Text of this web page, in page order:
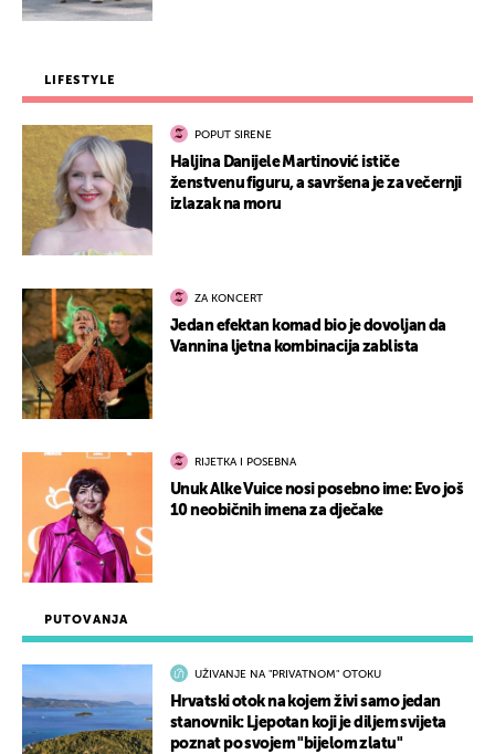
PUTOVANJA
UŽIVANJE NA "PRIVATNOM" OTOKU
Hrvatski otok na kojem živi samo jedan
stanovnik: Ljepotan koji je diljem svijeta
poznat po svojem "bijelom zlatu"
LIFESTYLE
POPUT SIRENE
Haljina Danijele Martinović ističe
ženstvenu figuru, a savršena je za večernji
izlazak na moru
ZA KONCERT
Jedan efektan komad bio je dovoljan da
Vannina ljetna kombinacija zablista
RIJETKA I POSEBNA
Unuk Alke Vuice nosi posebno ime: Evo još
10 neobičnih imena za dječake